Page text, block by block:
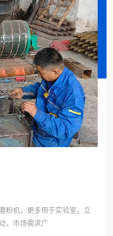
粉机，更多用于实验室。立
，市场需求广
只停留在单台、小批
达到经济规划的要求。
碎室。
价格，价格的高低可以从
们平时所说的一分价钱一
不行。那么对于雷蒙磨来
什么原则？雷蒙磨粉机在
一台雷蒙磨粉机的价格包
劳...
的制粉设备，在使用一段
的问题，解决问题的方法
电机发热和轴承温度过高
先要弄清楚温度升高的原